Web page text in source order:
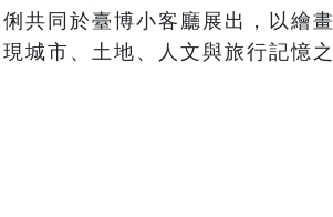
共同於臺博小客廳展出，以繪畫
城市、土地、人文與旅行記憶之